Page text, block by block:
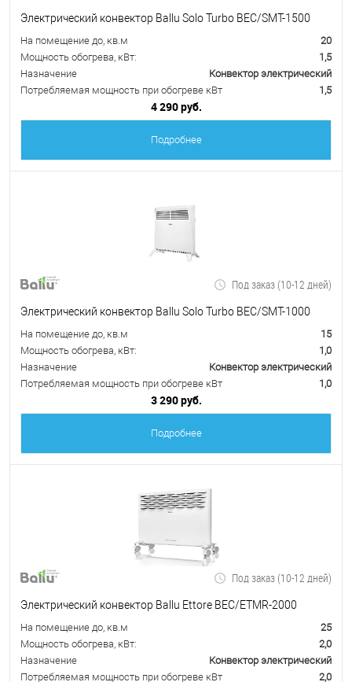
Электрический конвектор Ballu Solo Turbo BEC/SMT-1500
На помещение до, кв.м
20
Мощность обогрева, кВт:
1,5
Назначение
Конвектор электрический
Потребляемая мощность при обогреве кВт
1,5
4 290 руб.
Подробнее
Под заказ (10-12 дней)
Электрический конвектор Ballu Solo Turbo BEC/SMT-1000
На помещение до, кв.м
15
Мощность обогрева, кВт:
1,0
Назначение
Конвектор электрический
Потребляемая мощность при обогреве кВт
1,0
3 290 руб.
Подробнее
Под заказ (10-12 дней)
Электрический конвектор Ballu Ettore BEC/ETMR-2000
На помещение до, кв.м
25
Мощность обогрева, кВт:
2,0
Назначение
Конвектор электрический
Потребляемая мощность при обогреве кВт
2,0